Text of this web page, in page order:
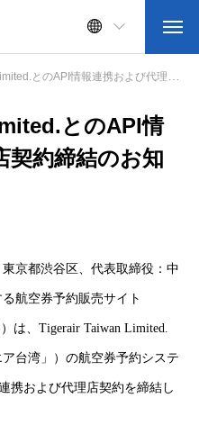
API情報連携および代理店契約締結のお知らせ
とのAPI情
契約締結のお知
京都渋谷区、代表取締役：中
航空券予約販売サイト
）は、Tigerair Taiwan Limited.
台湾」）の航空券予約システ
携および代理店契約を締結し